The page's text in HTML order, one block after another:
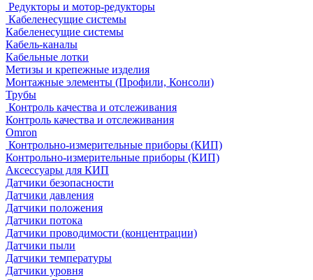
Редукторы и мотор-редукторы
Кабеленесущие системы
Кабеленесущие системы
Кабель-каналы
Кабельные лотки
Метизы и крепежные изделия
Монтажные элементы (Профили, Консоли)
Трубы
Контроль качества и отслеживания
Контроль качества и отслеживания
Omron
Контрольно-измерительные приборы (КИП)
Контрольно-измерительные приборы (КИП)
Аксессуары для КИП
Датчики безопасности
Датчики давления
Датчики положения
Датчики потока
Датчики проводимости (концентрации)
Датчики пыли
Датчики температуры
Датчики уровня